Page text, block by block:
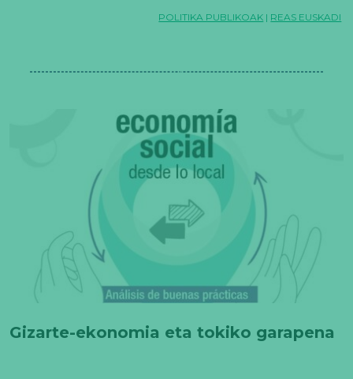
POLITIKA PUBLIKOAK | REAS EUSKADI
Gizarte-ekonomia eta tokiko garapena